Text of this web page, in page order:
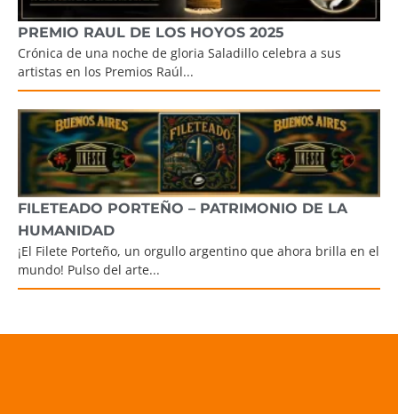
PREMIO RAUL DE LOS HOYOS 2025
Crónica de una noche de gloria Saladillo celebra a sus
artistas en los Premios Raúl...
FILETEADO PORTEÑO – PATRIMONIO DE LA
HUMANIDAD
¡El Filete Porteño, un orgullo argentino que ahora brilla en el
mundo! Pulso del arte...